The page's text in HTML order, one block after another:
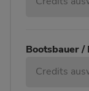
Bootsbauer /
Credits